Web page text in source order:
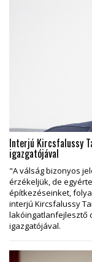
Interjú Kircsfalussy
igazgatójával
"A válság bizonyos
érzékeljük, de
építkezéseinket,
interjú Kircsfalussy
lakóingatlanfejlesztő
igazgatójával.